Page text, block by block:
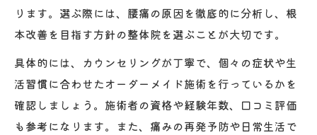
ります。選ぶ際には、腰痛の原因を徹底的に分析し、根
本改善を目指す方針の整体院を選ぶことが大切です。
具体的には、カウンセリングが丁寧で、個々の症状や生
活習慣に合わせたオーダーメイド施術を行っているかを
確認しましょう。施術者の資格や経験年数、口コミ評価
も参考になります。また、痛みの再発予防や日常生活で